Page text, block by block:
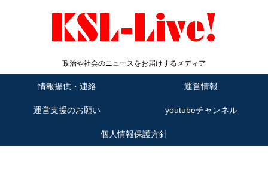
政治や社会のニュースをお届けするメディア
情報提供・連絡 運営情報
運営支援のお願い youtubeチャンネル
個人情報保護方針